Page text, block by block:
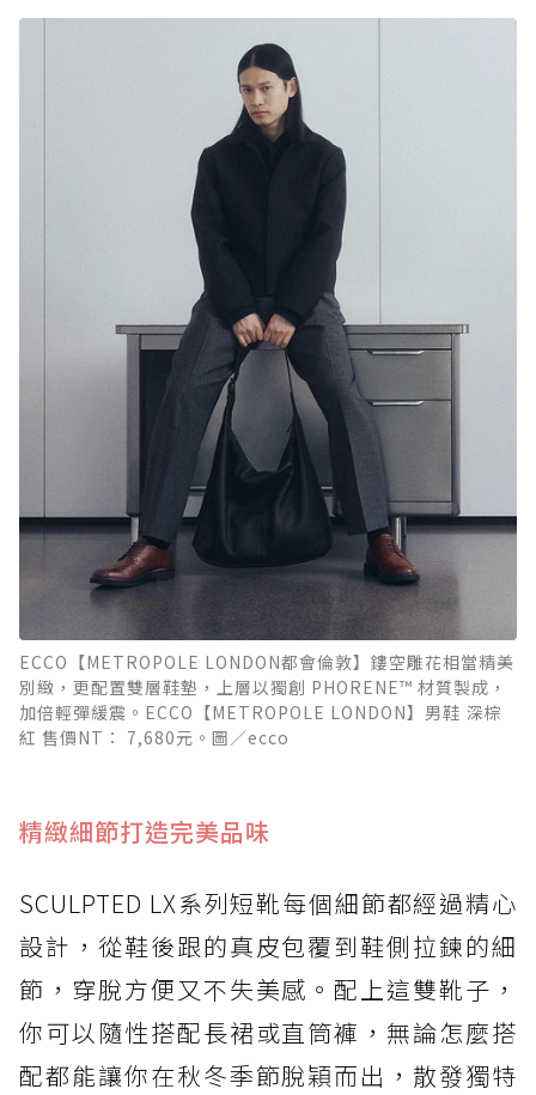
ECCO【METROPOLE LONDON都會倫敦】鏤空雕花相當精美
別緻，更配置雙層鞋墊，上層以獨創 PHORENE™ 材質製成，
加倍輕彈緩震。ECCO【METROPOLE LONDON】男鞋 深棕
紅 售價NT： 7,680元。圖／ecco
精緻細節打造完美品味
SCULPTED LX系列短靴每個細節都經過精心
設計，從鞋後跟的真皮包覆到鞋側拉鍊的細
節，穿脫方便又不失美感。配上這雙靴子，
你可以隨性搭配長裙或直筒褲，無論怎麼搭
配都能讓你在秋冬季節脫穎而出，散發獨特